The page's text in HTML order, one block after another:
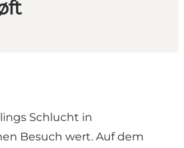
Schlucht in
Besuch wert. Auf dem